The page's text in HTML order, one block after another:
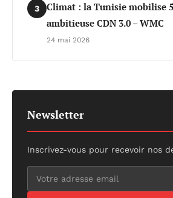
3
Climat : la Tunisie mobilise
ambitieuse CDN 3.0 – WMC
24 mai 2026
Newsletter
Inscrivez-vous pour recevoir nos